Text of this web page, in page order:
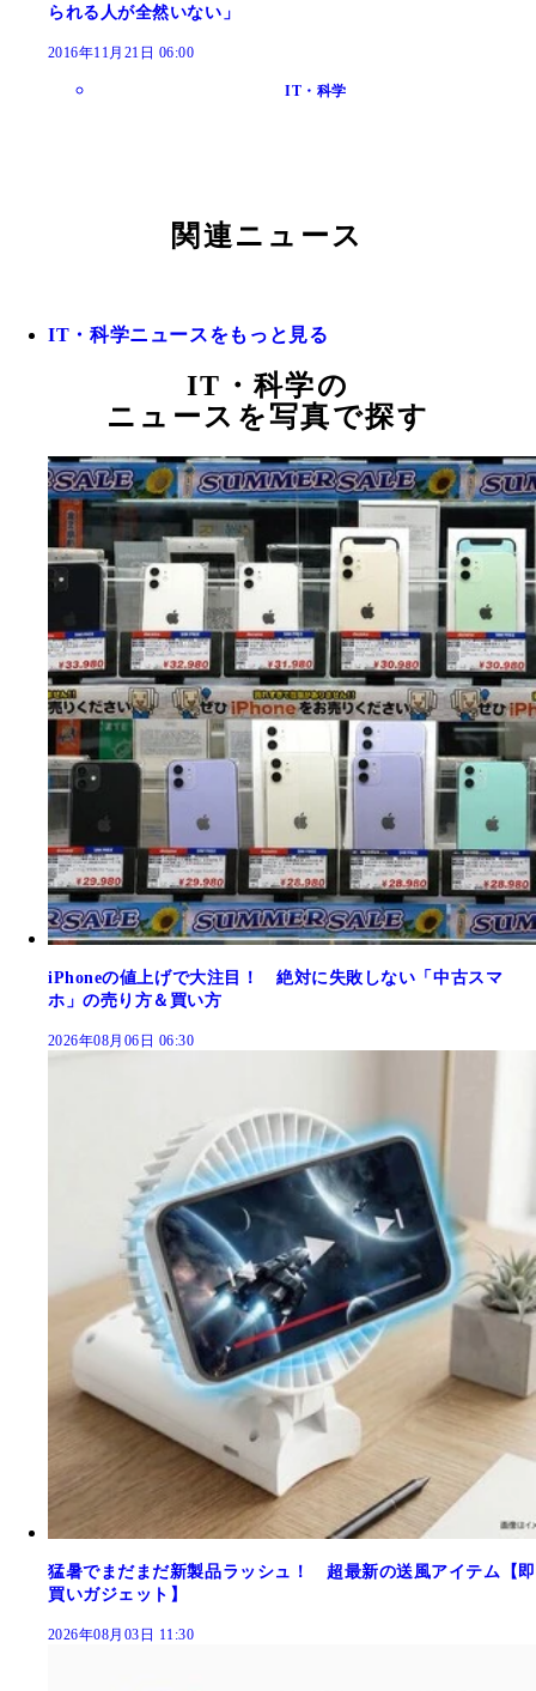
られる人が全然いない」
2016年11月21日 06:00
IT・科学
関連ニュース
IT・科学ニュースをもっと見る
IT・科学の
ニュースを写真で探す
iPhoneの値上げで大注目！ 絶対に失敗しない「中古スマ
ホ」の売り方＆買い方
2026年08月06日 06:30
猛暑でまだまだ新製品ラッシュ！ 超最新の送風アイテム【即
買いガジェット】
2026年08月03日 11:30